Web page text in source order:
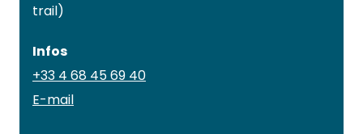
trail)
Infos
+33 4 68 45 69 40
E-mail